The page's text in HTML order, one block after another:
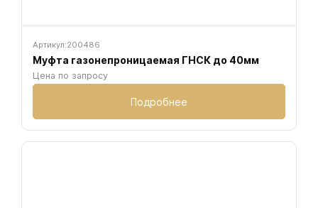
Артикул:200486
Муфта газонепроницаемая ГНСК до 40мм
Цена по запросу
Подробнее